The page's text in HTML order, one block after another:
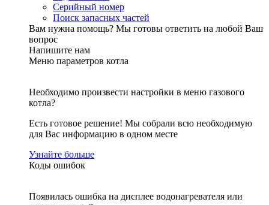
Серийный номер
Поиск запасных частей
Вам нужна помощь? Мы готовы ответить на любой Ваш
вопрос
Напишите нам
Меню параметров котла
Необходимо произвести настройки в меню газового
котла?
Есть готовое решение! Мы собрали всю необходимую
для Вас информацию в одном месте
Узнайте больше
Коды ошибок
Появилась ошибка на дисплее водонагревателя или